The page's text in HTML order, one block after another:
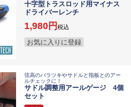
十字型トラスロッド用マイナス
ドライバーレンチ
1,980 税込
お気に入りに登録
弦高のバラツキやサドルと指板とのアー
ルチェックに！
サドル調整用アールゲージ 4個
セット